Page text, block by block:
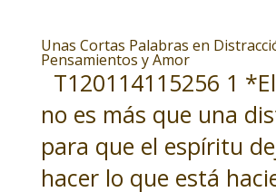
Unas Cortas Palabras en
Pensamientos y Amor
T120114115256 1
no es más que una
para que el espíritu
hacer lo que está